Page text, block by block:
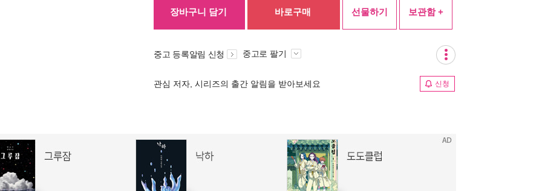
장바구니 담기 바로구매 선물하기 보관함 +
중고 등록알림 신청 중고로 팔기
관심 저자, 시리즈의 출간 알림을 받아보세요 신청